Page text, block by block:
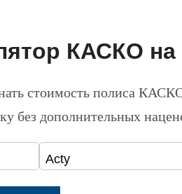
КАСКО на
стоимость полиса
без дополнительных